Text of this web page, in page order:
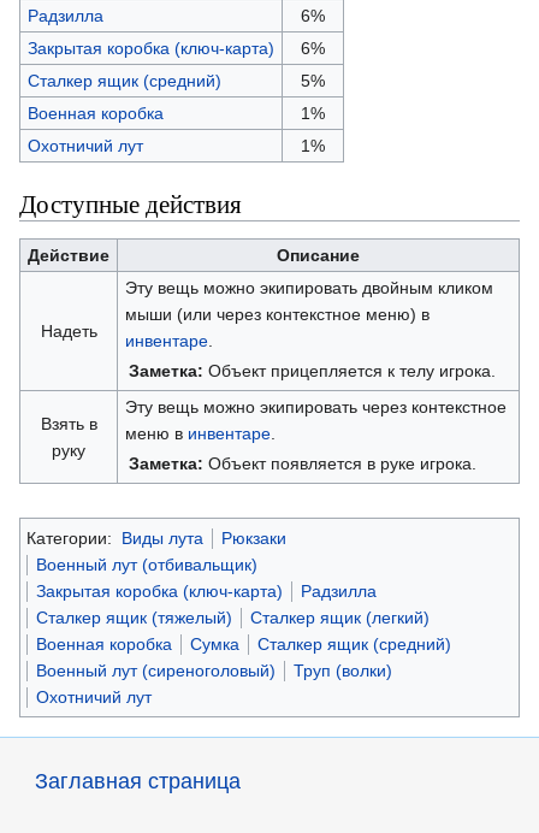
Радзилла
6%
Закрытая коробка (ключ-карта)
6%
Сталкер ящик (средний)
5%
Военная коробка
1%
Охотничий лут
1%
Доступные действия
Действие Описание
Надеть
Эту вещь можно экипировать двойным кликом
мыши (или через контекстное меню) в
инвентаре.
Заметка: Объект прицепляется к телу игрока.
Взять в
руку
Эту вещь можно экипировать через контекстное
меню в инвентаре.
Заметка: Объект появляется в руке игрока.
Категории: Виды лута
Рюкзаки
Военный лут (отбивальщик)
Закрытая коробка (ключ-карта)
Радзилла
Сталкер ящик (тяжелый)
Сталкер ящик (легкий)
Военная коробка
Сумка
Сталкер ящик (средний)
Военный лут (сиреноголовый)
Труп (волки)
Охотничий лут
Заглавная страница